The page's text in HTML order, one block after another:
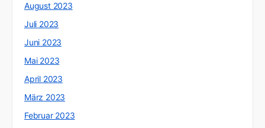
August 2023
Juli 2023
Juni 2023
Mai 2023
April 2023
März 2023
Februar 2023